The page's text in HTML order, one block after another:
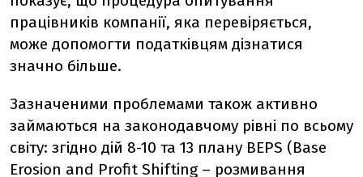
працівників компанії, яка перевіряється,
може допомогти податківцям дізнатися
значно більше.
Зазначеними проблемами також активно
займаються на законодавчому рівні по всьому
світу: згідно дій 8-10 та 13 плану BEPS (Base
Erosion and Profit Shifting – розмивання